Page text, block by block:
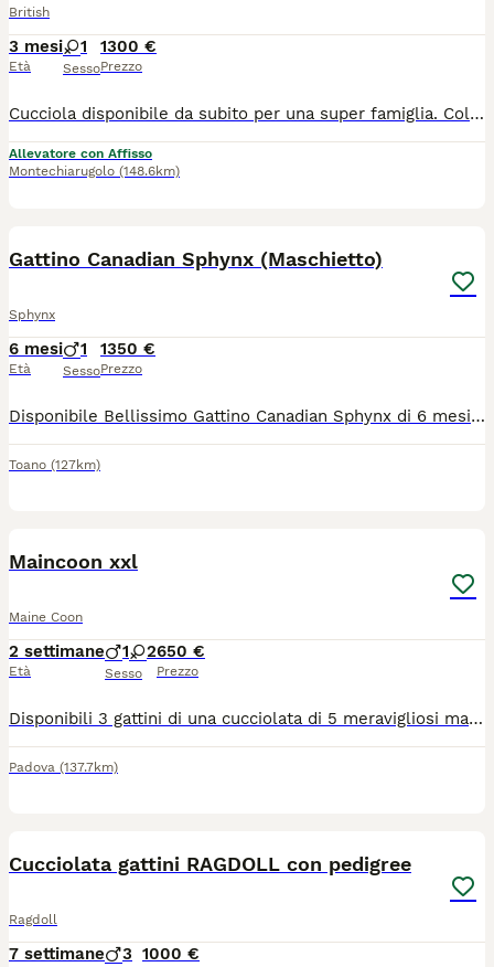
British
3 mesi
Età
1
Sesso
1300 €
Prezzo
Cucciola disponibile da subito per una super famiglia. Colorazione Fawn Bicolor Occhi Ambra Morbida come un peluche Ideale per famiglia con bambini. Chiamare o WhatsApp 3933280861
Allevatore con Affisso
Montechiarugolo (148.6km)
Gattino Canadian Sphynx (Maschietto)
Sphynx
6 mesi
Età
1
Sesso
1350 €
Prezzo
Disponibile Bellissimo Gattino Canadian Sphynx di 6 mesi ,pronto alla consegna . Mamma e papà visibili in foto. 2 vaccini, sverminato, pedigree ENFI ( razza pura Sphynx) Trovasi zona Emilia. Contattatemi solo se seriamente interessati. Per qualsiasi altra informazione di qualsiasi tipo, o foto o video chiedete pure. Prezzo trattabile Se il compratore è interessato nell'arco di 100 km viene consegnato il gattino a casa. English : In stock Beautiful 6 month old Canadian Sphynx kitten, ready for delivery. Mom and dad visible in photos. 2 vaccines, dewormed, ENFI pedigree (pure breed Sphynx) It is located in the Emilia area. Contact me only if you are seriously interested. For any other information of any kind, or photos or videos please ask. Price negotiable If the buyer is interested, the kitten will be delivered to the home within 100 km.
Toano (127km)
Maincoon xxl
Maine Coon
2 settimane
Età
1 2
Sesso
650 €
Prezzo
Disponibili 3 gattini di una cucciolata di 5 meravigliosi maincoon. Al momento hanno 1 mese già compiuto, sono: - 1 maschio tigrato - 2 femmine rosse Verranno ceduti con: 3 sverminazioni, antiparassitario esterno e 1 vaccino al compimento dei 3 mesi di vita. Vivono in casa a stretto contatto con noi e assiema a altri 5 gatti tra cui la mamma e il papà visibili in foto. Per qualsiasi informazione e per programmare le visite sono a disposizione. No pedigree ( perchè i genitori la mamma lo ha chiuso purtroppo)
Padova (137.7km)
Cucciolata gattini RAGDOLL con pedigree
Ragdoll
7 settimane 3 1000 €